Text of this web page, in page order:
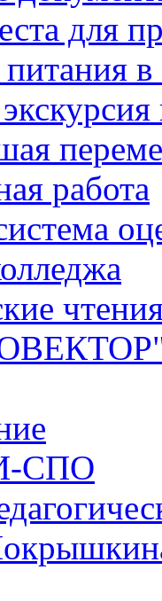
для
в
работа
СПО